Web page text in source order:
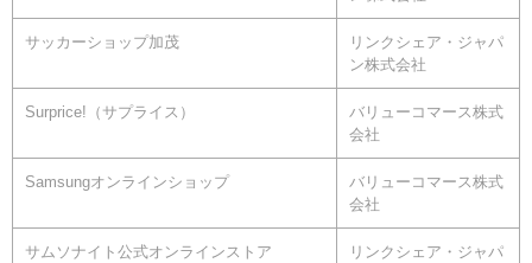
サッカーショップ加茂
リンクシェア・ジャパ
ン株式会社
Surprice!（サプライス）
バリューコマース株式
会社
Samsungオンラインショップ
バリューコマース株式
会社
サムソナイト公式オンラインストア
リンクシェア・ジャパ